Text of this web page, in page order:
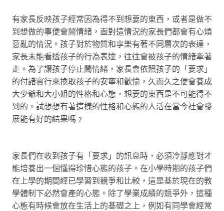
有家長反映孩子經常因為得不到想要的東西，或者是做不
到想做的事便會鬧情緒，面對這情況的家長們都會有心煩
意亂的情況。孩子對於物質和享樂有著不同層次的表達，
家長未能看透孩子的行為表達，往往會被孩子的情緒牽著
走。為了讓孩子停止鬧情緒，家長會依照孩子的「要求」
的付諸實行來換取孩子的安寧和歡愉，久而久之便會養成
大少爺和大小姐的性格和心態，想要的東西是不可能得不
到的。試想想有著這樣的性格和心態的人活在當今社會發
展能有好的結果嗎﹖
家長們在收到孩子有「要求」的訊息時，必須冷靜應對才
能培養出一個懂得珍惜心態的孩子。在小學時期的孩子們
在上學的期間經已學習到競爭和比較，這是基於現在的教
學體制下必然會產的心態。除了學業成績的競爭外，這種
心態有時候會放在生活上的基礎之上，例如有同學會經常